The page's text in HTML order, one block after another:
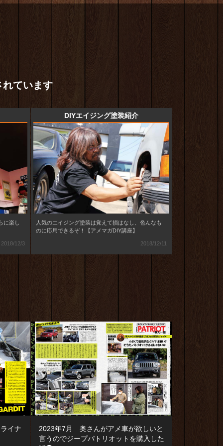
れています
に楽し
2018/12/3
DIYエイジング塗装紹介
人気のエイジング塗装は覚えて損はなし、色んなも
のに応用できるぞ！【アメマガDIY講座】
2018/12/11
イナ
2023年7月 奥さんがアメ車が欲しいと
言うのでジープパトリオットを購入した